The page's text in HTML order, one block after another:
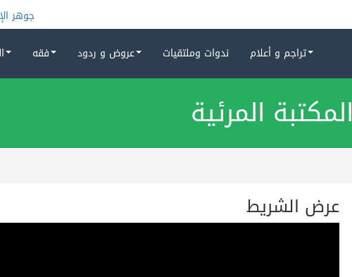
جوهر
فقه عروض و ردود ندوات وملتقيات تراجم و أعلام
المكتبة المرئية
عرض الشريط